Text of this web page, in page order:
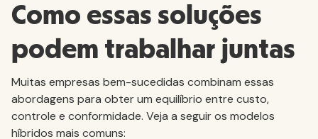
Como essas soluções
podem trabalhar juntas
Muitas empresas bem-sucedidas combinam essas
abordagens para obter um equilíbrio entre custo,
controle e conformidade. Veja a seguir os modelos
híbridos mais comuns: